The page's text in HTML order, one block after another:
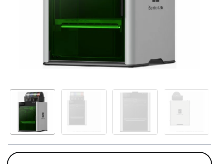
Portatīvie datori un piederumi
Stacionārie datori un piederumi
Spēļu konsoles un piederumi
Projektori un ekrāni
Tīkla iekārtas